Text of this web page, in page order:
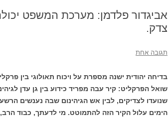
אביגדור פלדמן: מערכת המשפט
צדק.
תגובה אחת
בדיחה יהודית ישנה מספרת על ויכוח תאולוגי בין
שואל הפרקליט: קיר עבה מפריד כידוע בין גן עדן
שנועדו לצדיקים, לבין אש הגיהינום שבה נענשים
הימים עלול הקיר הזה להתמוטט. מי לדעתך, כבוד